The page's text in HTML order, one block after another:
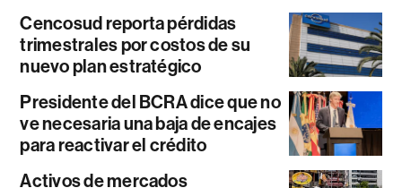
Cencosud reporta pérdidas
trimestrales por costos de su
nuevo plan estratégico
Presidente del BCRA dice que no
ve necesaria una baja de encajes
para reactivar el crédito
Activos de mercados